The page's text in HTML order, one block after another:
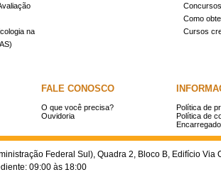
na
Concursos
Como
Cursos
FALE CONOSCO
O que você precisa?
Ouvidoria
Política de
Política de
Federal Sul), Quadra 2, Bloco B, Edifício
09:00 às 18:00